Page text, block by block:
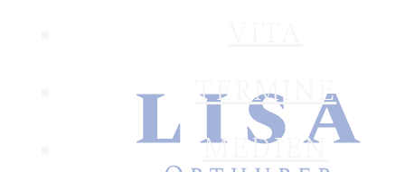
TERMINE
MEDIEN